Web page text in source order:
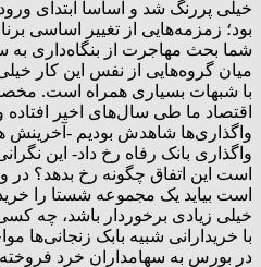
خیلی پررنگ شد و اساسا ابتدای
بود؛ زمزمه‌هایی از تغییر اساسی
شما بحث مهاجرت از بنگاه‌داری به
میان گروه‌هایی از نفس این کار
با شبهات بسیاری همراه است.
اقتصاد ما طی سال‌های اخیر افتاده
واگذاری‌ها شاهدش بودیم -آخرینش
واگذاری بانک رفاه رخ داد- این
است این اتفاق چگونه رخ بدهد؟ در
است بیاید یک مجموعه شستا را
خیلی زیادی برخوردار باشد، چه
با خریدارانی شبیه بابک زنجانی‌ها
در بورس به سهامداران خرد فروخته